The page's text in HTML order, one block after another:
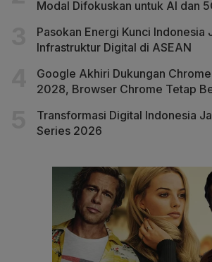
Modal Difokuskan untuk AI dan
Pasokan Energi Kunci Indonesia
Infrastruktur Digital di ASEAN
Google Akhiri Dukungan
2028, Browser Chrome Tetap
Transformasi Digital Indonesia
Series 2026